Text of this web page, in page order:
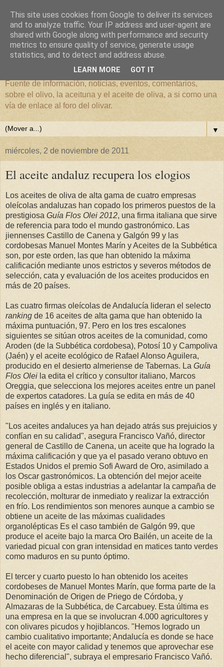
El mundo del Olivar
Fuente de información, noticias, eventos, comentarios,
sobre el olivo, la aceituna y el aceite de oliva, a si como una
vía de enlace al foro del olivar.
▼
miércoles, 2 de noviembre de 2011
El aceite andaluz recupera los elogios
Los aceites de oliva de alta gama de cuatro empresas
oleícolas andaluzas han copado los primeros puestos de la
prestigiosa Guía Flos Olei 2012, una firma italiana que sirve
de referencia para todo el mundo gastronómico. Las
jiennenses Castillo de Canena y Galgón 99 y las
cordobesas Manuel Montes Marín y Aceites de la Subbética
son, por este orden, las que han obtenido la máxima
calificación mediante unos estrictos y severos métodos de
selección, cata y evaluación de los aceites producidos en
más de 20 países.
Las cuatro firmas oleícolas de Andalucía lideran el selecto
ranking de 16 aceites de alta gama que han obtenido la
máxima puntuación, 97. Pero en los tres escalones
siguientes se sitúan otros aceites de la comunidad, como
Aroden (de la Subbética cordobesa), Potosí 10 y Campoliva
(Jaén) y el aceite ecológico de Rafael Alonso Aguilera,
producido en el desierto almeriense de Tabernas. La Guía
Flos Olei la edita el crítico y consultor italiano, Marcos
Oreggia, que selecciona los mejores aceites entre un panel
de expertos catadores. La guía se edita en más de 40
países en inglés y en italiano.
"Los aceites andaluces ya han dejado atrás sus prejuicios y
confían en su calidad", asegura Francisco Vañó, director
general de Castillo de Canena, un aceite que ha logrado la
máxima calificación y que ya el pasado verano obtuvo en
Estados Unidos el premio Sofi Award de Oro, asimilado a
los Oscar gastronómicos. La obtención del mejor aceite
posible obliga a estas industrias a adelantar la campaña de
recolección, molturar de inmediato y realizar la extracción
en frío. Los rendimientos son menores aunque a cambio se
obtiene un aceite de las máximas cualidades
organolépticas Es el caso también de Galgón 99, que
produce el aceite bajo la marca Oro Bailén, un aceite de la
variedad picual con gran intensidad en matices tanto verdes
como maduros en su punto óptimo.
El tercer y cuarto puesto lo han obtenido los aceites
cordobeses de Manuel Montes Marín, que forma parte de la
Denominación de Origen de Priego de Córdoba, y
Almazaras de la Subbética, de Carcabuey. Esta última es
una empresa en la que se involucran 4.000 agricultores y
con olivares picudos y hojiblancos. "Hemos logrado un
cambio cualitativo importante; Andalucía es donde se hace
el aceite con mayor calidad y tenemos que aprovechar ese
hecho diferencial", subraya el empresario Francisco Vañó.
This site uses cookies from Google to deliver its services
and to analyze traffic. Your IP address and user-agent are
shared with Google along with performance and security
metrics to ensure quality of service, generate usage
statistics, and to detect and address abuse.
LEARN MORE GOT IT